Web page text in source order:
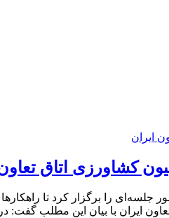
کشاورزی اتاق تعاون
جلسه‌ای را برگزار کرد تا
ایران با بیان این مطلب گفت: